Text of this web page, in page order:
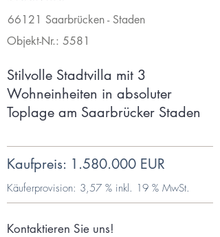
66121 Saarbrücken - Staden
Objekt-Nr.: 5581
Stilvolle Stadtvilla mit 3
Wohneinheiten in absoluter
Toplage am Saarbrücker Staden
Kaufpreis: 1.580.000 EUR
Käuferprovision: 3,57 % inkl. 19 % MwSt.
Kontaktieren Sie uns!